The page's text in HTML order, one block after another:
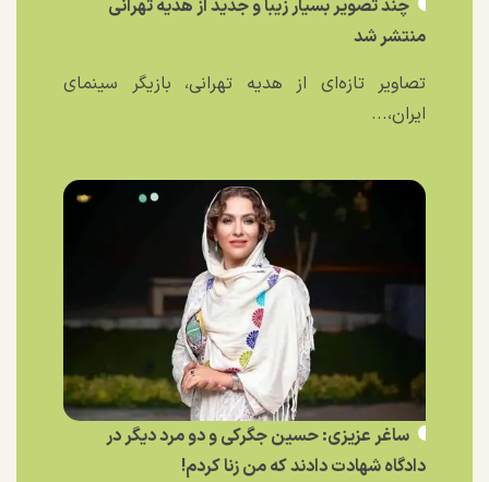
چند تصویر بسیار زیبا و جدید از هدیه تهرانی
منتشر شد
تصاویر تازه‌ای از هدیه تهرانی، بازیگر سینمای
ایران،...
ساغر عزیزی: حسین جگرکی و دو مرد دیگر در
دادگاه شهادت دادند که من زنا کردم!